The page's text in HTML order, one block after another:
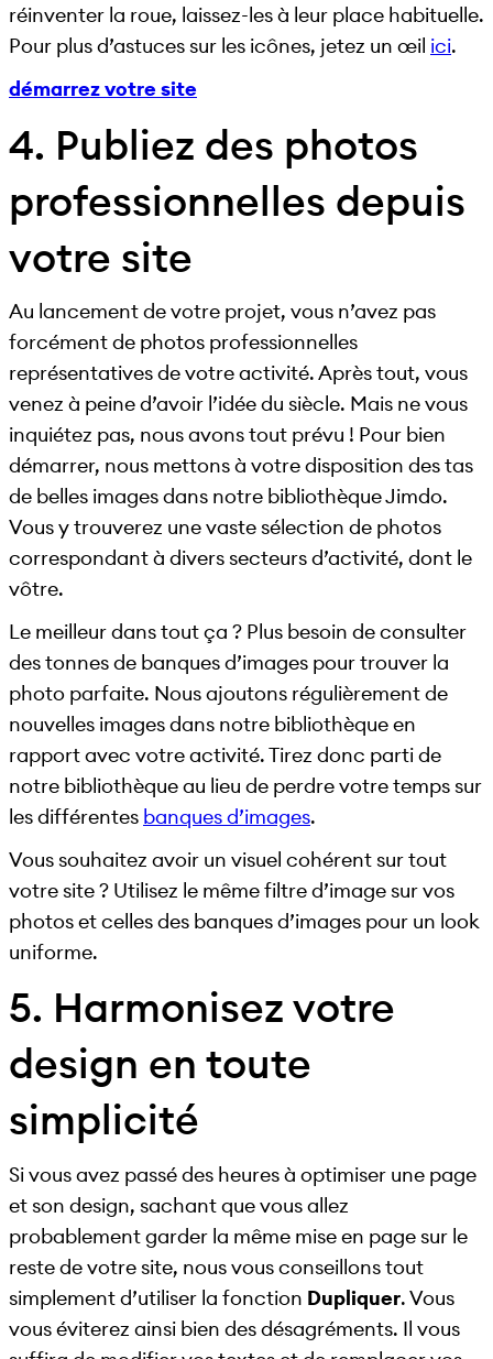
réinventer la roue, laissez-les à leur place habituelle.
Pour plus d’astuces sur les icônes, jetez un œil ici.
démarrez votre site
4. Publiez des photos
professionnelles depuis
votre site
Au lancement de votre projet, vous n’avez pas
forcément de photos professionnelles
représentatives de votre activité. Après tout, vous
venez à peine d’avoir l’idée du siècle. Mais ne vous
inquiétez pas, nous avons tout prévu ! Pour bien
démarrer, nous mettons à votre disposition des tas
de belles images dans notre bibliothèque Jimdo.
Vous y trouverez une vaste sélection de photos
correspondant à divers secteurs d’activité, dont le
vôtre.
Le meilleur dans tout ça ? Plus besoin de consulter
des tonnes de banques d’images pour trouver la
photo parfaite. Nous ajoutons régulièrement de
nouvelles images dans notre bibliothèque en
rapport avec votre activité. Tirez donc parti de
notre bibliothèque au lieu de perdre votre temps sur
les différentes banques d’images.
Vous souhaitez avoir un visuel cohérent sur tout
votre site ? Utilisez le même filtre d’image sur vos
photos et celles des banques d’images pour un look
uniforme.
5. Harmonisez votre
design en toute
simplicité
Si vous avez passé des heures à optimiser une page
et son design, sachant que vous allez
probablement garder la même mise en page sur le
reste de votre site, nous vous conseillons tout
simplement d’utiliser la fonction Dupliquer. Vous
vous éviterez ainsi bien des désagréments. Il vous